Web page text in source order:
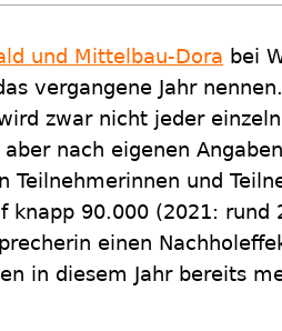
und Mittelbau-Dora bei
vergangene Jahr
zwar nicht jeder
nach eigenen
Teilnehmerinnen und
knapp 90.000 (2021:
einen
in diesem Jahr bereits